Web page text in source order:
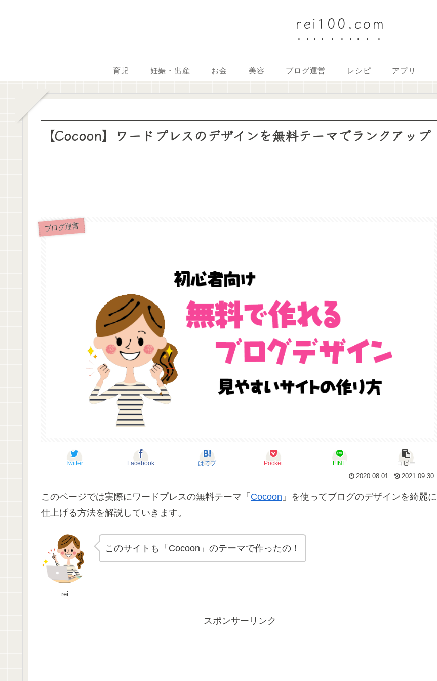
rei100.com
育児 妊娠・出産 お金 美容 ブログ運営 レシピ アプリ
【Cocoon】ワードプレスのデザインを無料テーマでランクアップ
ブログ運営
Twitter Facebook はてブ Pocket LINE
コピー
2020.08.01
2021.09.30
このページでは実際にワードプレスの無料テーマ「 Cocoon 」を使ってブログのデザインを綺麗に
仕上げる方法を解説していきます。
rei
このサイトも「Cocoon」のテーマで作ったの！
スポンサーリンク